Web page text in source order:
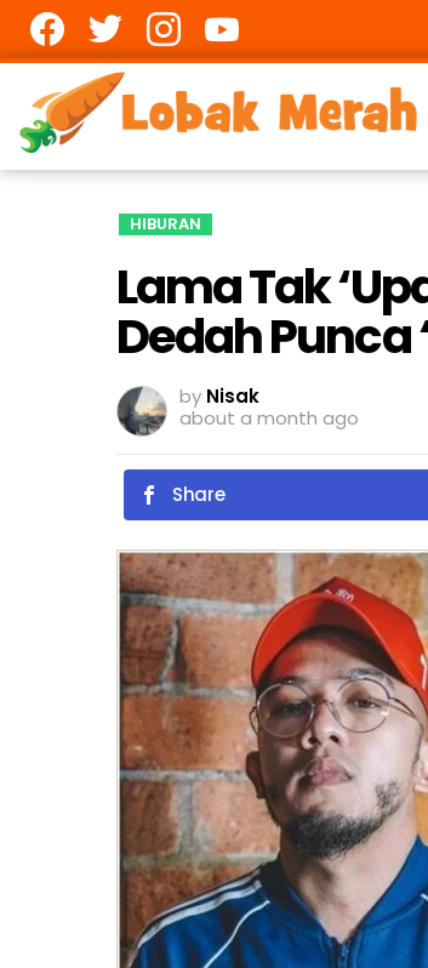
HIBURAN
Lama Tak
Dedah Punca
by Nisak
about a month ago
Share